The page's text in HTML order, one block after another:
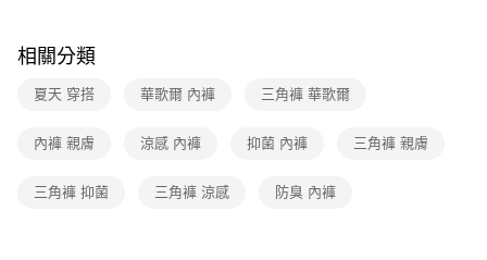
每筆NT$80，滿NT$1,000(含以上)免運費
7-11取貨付款
付款後7-11取貨
每筆NT$80，滿NT$1,000(含以上)免運費
相關分類
夏天 穿搭 華歌爾 內褲 三角褲 華歌爾
內褲 親膚 涼感 內褲 抑菌 內褲 三角褲 親膚
三角褲 抑菌 三角褲 涼感 防臭 內褲